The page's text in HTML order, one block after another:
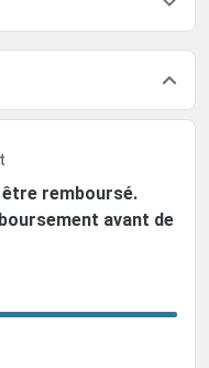
remboursé.
avant de